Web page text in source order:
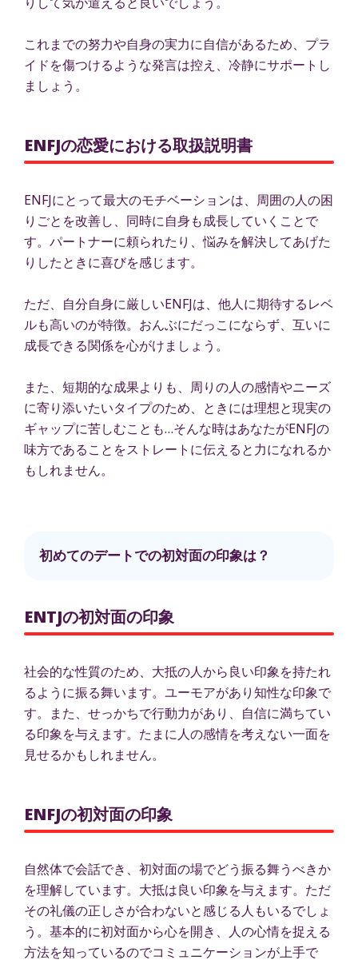
これまでの努力や自身の実力に自信があるため、プラ
イドを傷つけるような発言は控え、冷静にサポートし
ましょう。
ENFJの恋愛における取扱説明書
ENFJにとって最大のモチベーションは、周囲の人の困
りごとを改善し、同時に自身も成長していくことで
す。パートナーに頼られたり、悩みを解決してあげた
りしたときに喜びを感じます。
ただ、自分自身に厳しいENFJは、他人に期待するレベ
ルも高いのが特徴。おんぶにだっこにならず、互いに
成長できる関係を心がけましょう。
また、短期的な成果よりも、周りの人の感情やニーズ
に寄り添いたいタイプのため、ときには理想と現実の
ギャップに苦しむことも…そんな時はあなたがENFJの
味方であることをストレートに伝えると力になれるか
もしれません。
初めてのデートでの初対面の印象は？
ENTJの初対面の印象
社会的な性質のため、大抵の人から良い印象を持たれ
るように振る舞います。ユーモアがあり知性な印象で
す。また、せっかちで行動力があり、自信に満ちてい
る印象を与えます。たまに人の感情を考えない一面を
見せるかもしれません。
ENFJの初対面の印象
自然体で会話でき、初対面の場でどう振る舞うべきか
を理解しています。大抵は良い印象を与えます。ただ
その礼儀の正しさが合わないと感じる人もいるでしょ
う。基本的に初対面から心を開き、人の心情を捉える
方法を知っているのでコミュニケーションが上手で